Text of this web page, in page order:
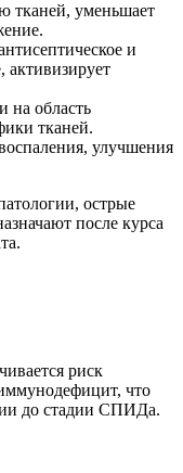
тканей, уменьшает
и
активизирует
на область
тканей.
улучшения
острые
после курса
риск
что
до стадии СПИДа.